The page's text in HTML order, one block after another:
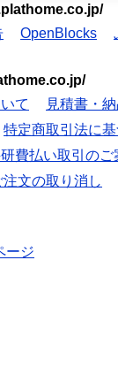
OpenBlocks
て
見積書・
特定商取引法に
費払い取引のご
注文の取り消し
ージ